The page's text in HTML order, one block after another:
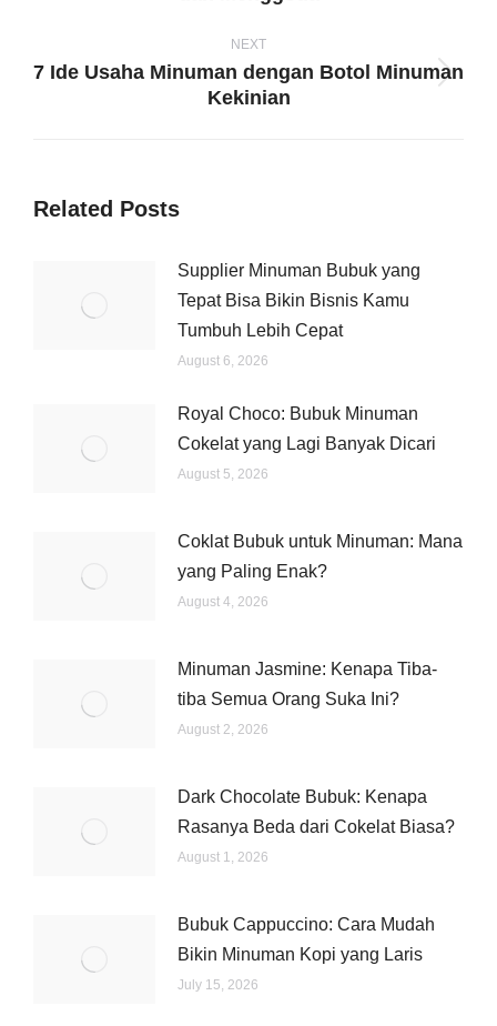
NEXT
Next
7 Ide Usaha Minuman dengan Botol Minuman
Kekinian
Related Posts
Supplier Minuman Bubuk yang
Tepat Bisa Bikin Bisnis Kamu
Tumbuh Lebih Cepat
August 6, 2026
Royal Choco: Bubuk Minuman
Cokelat yang Lagi Banyak Dicari
August 5, 2026
Coklat Bubuk untuk Minuman: Mana
yang Paling Enak?
August 4, 2026
Minuman Jasmine: Kenapa Tiba-
tiba Semua Orang Suka Ini?
August 2, 2026
Dark Chocolate Bubuk: Kenapa
Rasanya Beda dari Cokelat Biasa?
August 1, 2026
Bubuk Cappuccino: Cara Mudah
Bikin Minuman Kopi yang Laris
July 15, 2026